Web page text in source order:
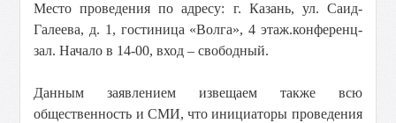
Место проведения по адресу: г. Казань, ул. Саид-
Галеева, д. 1, гостиница «Волга», 4 этаж.конференц-
зал. Начало в 14-00, вход – свободный.
Данным заявлением извещаем также всю
общественность и СМИ, что инициаторы проведения